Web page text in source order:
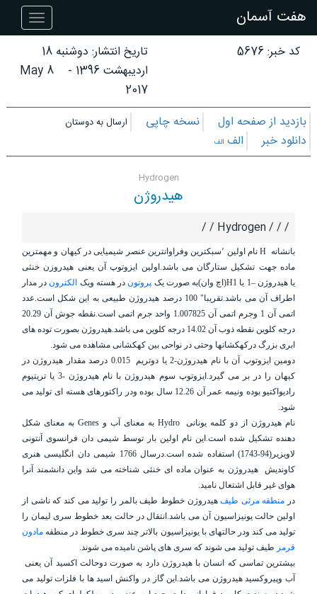
هفت
آسمان
هفت آسمان
کد خبر: 5676 تاریخ انتشار:
دوشنبه 18
اردیبهشت 1396
-
8 May
2017
بازدید از صفحه اول
نسخه چاپی ارسال به دوستان
دانلود خبر الف الف
Hydrogen
هیدروژن
/ / / Hydrogen / /
بانشانه H
نام اولین ٬سبکترین وفراوانترین عنصر شیمیایی در کیهان و مهمترین
ماده جهت تشکیل ستارگان می باشد.اولین ایزوتوپ آن یعنی هیدروزن خنثی
یا هیدروژن –1 یا H1(اچ وان)به صورت یک
پروتوندر هسته ویک الکتروندر مدار
اطراف آن می باشد.تقریبا" 100 درصد هیدروژن طبیعی به این شکل است.عدد
اتمی آن 1 وجرم اتمی آن 1.007825 واحد جرم اتمی است.نقطه جوش آن 20.29
درجه کلوین نقطه ذوب آن 14.02 درجه کلوین می باشد.هیدروژن بصورت توده های
ابری بزرگ درکهکشانها وحتی در نواحی بین کهکشانی مشاهده می شود.
دومین ایزوتوپ آن با نام هیدروژن-2 یا دوتریم
0.015 درصد مقدار هیدروژن در
کیهان را در بر می گیرد.ایزوتوپ سوم هیدروژن با نام هیدروژن -3 یا تریتیوم
رادیواکتیو بوده ونیمه عمر آن 12.26 سال بوده ودر راکتورهای هسته ای تولید می
شود.
نام هیدروژن از دو کلمه یونانی
Hydro به معنای آب و Genes به معنای شکل
دهنده تشکیل شده است.این نام اولین بار توسط شیمی دان فرانسوی آنتونی
لاویزیر(94-1743) استفاده شده است.درسال 1766 شیمی دان انگلیسی هنری
کاوندیش
هیدروژن به عنوان ماده ای خنثی شناخته می شد واین دانشمند آنرا
هوای غیر قابل اشتعال نامید.
در منطقه مرئی طیفهیدروژن خطوط طیفبالمر را تولید می کند که ناشی از
اولین حالت یونیزاسیون آن می باشد.انتقال در حالت بعد خطوط سری لیمان را
تولید می کند ودر حالتهای با یونیزاسیون بالاتر چند سری خطوط در منطقهمادون
قرمز طیف تولید می شوند که سری های پاشننامیده می شوند.
بیشترین تماسی که انسان با هیدروژن دارد به صورت دوحالت اکسید آن یعنی
آب وپیروکسید هیدروژن می باشد.این گاز در واکنش اسید ها با فلزات تولید می